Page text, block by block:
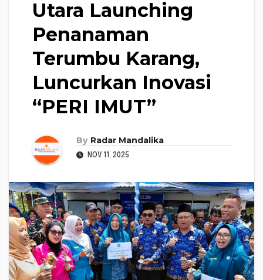
Utara Launching
Penanaman
Terumbu Karang,
Luncurkan Inovasi
“PERI IMUT”
By Radar Mandalika
NOV 11, 2025